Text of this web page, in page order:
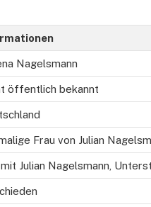
Nagelsmann
öffentlich bekannt
Frau von Julian
Julian Nagelsmann,